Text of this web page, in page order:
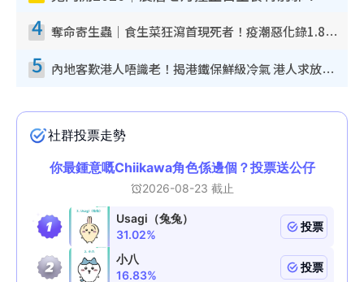
4 奪命寄生蟲｜食生菜狂瀉首現死者！疫潮惡化錄1.8萬宗病例 揭洗菜3大謬誤
5 內地客歎港人唔識老！揭港鐵保鮮級冷氣 港人求放過：咪投訴